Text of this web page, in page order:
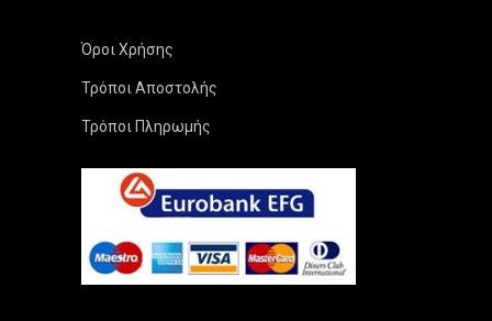
Όροι Χρήσης
Τρόποι Αποστολής
Τρόποι Πληρωμής